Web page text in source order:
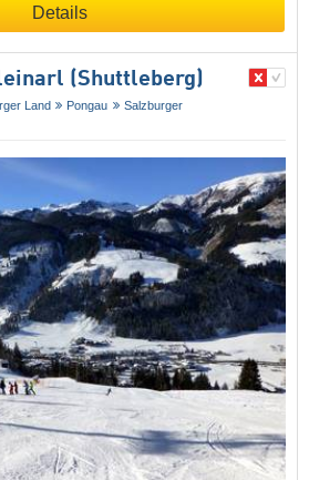
Details
(Shuttleberg)
Land Pongau
Salzburger